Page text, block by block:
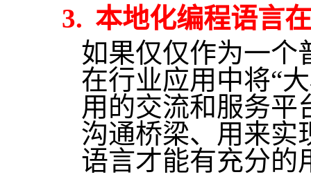
3. 本地化编程语言
如果仅仅作为一个
在行业应用中将“
用的交流和服务平
沟通桥梁、用来实
语言才能有充分的